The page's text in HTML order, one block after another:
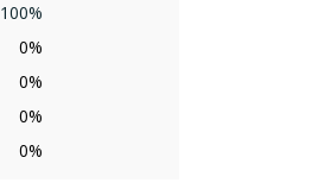
100%
0%
0%
0%
0%